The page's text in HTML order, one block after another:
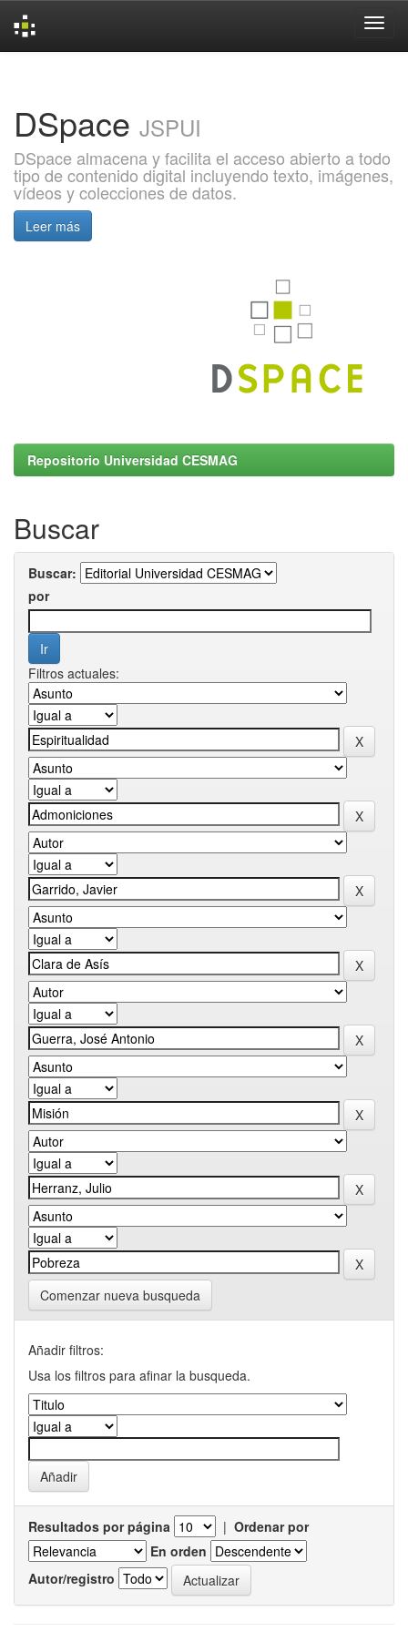
DSpace JSPUI
DSpace almacena y facilita el acceso abierto a todo
tipo de contenido digital incluyendo texto, imágenes,
vídeos y colecciones de datos.
Leer más
Repositorio Universidad CESMAG
Buscar
Buscar:
por
Filtros actuales:
Comenzar nueva busqueda
Añadir filtros:
Usa los filtros para afinar la busqueda.
Resultados por página | Ordenar por
En orden
Autor/registro